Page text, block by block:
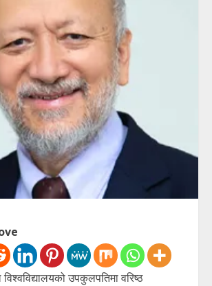
उपकुलपतिमा वरिष्ठ